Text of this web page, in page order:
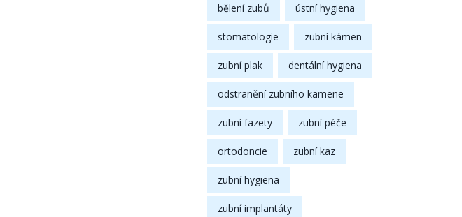
bělení zubů ústní hygiena
stomatologie zubní kámen
zubní plak dentální hygiena
odstranění zubního kamene
zubní fazety zubní péče
ortodoncie zubní kaz
zubní hygiena
zubní implantáty